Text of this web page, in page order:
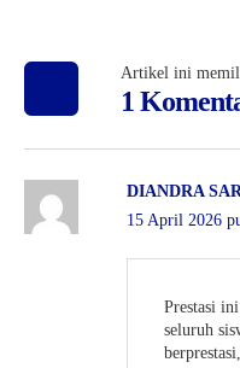
Artikel ini
1
DIANDRA
15 April 2026
Prestasi
seluruh